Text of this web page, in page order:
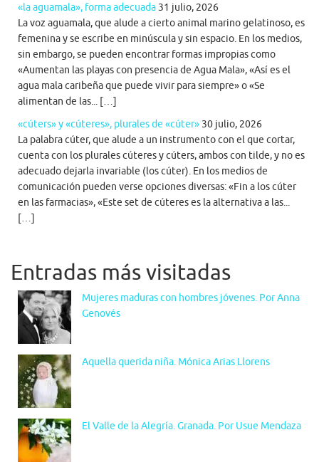
«la aguamala», forma adecuada 31 julio, 2026
La voz aguamala, que alude a cierto animal marino gelatinoso, es
femenina y se escribe en minúscula y sin espacio. En los medios,
sin embargo, se pueden encontrar formas impropias como
«Aumentan las playas con presencia de Agua Mala», «Así es el
agua mala caribeña que puede vivir para siempre» o «Se
alimentan de las... […]
«cúters» y «cúteres», plurales de «cúter» 30 julio, 2026
La palabra cúter, que alude a un instrumento con el que cortar,
cuenta con los plurales cúteres y cúters, ambos con tilde, y no es
adecuado dejarla invariable (los cúter). En los medios de
comunicación pueden verse opciones diversas: «Fin a los cúter
en las farmacias», «Este set de cúteres es la alternativa a las...
[…]
Entradas más visitadas
Mujeres maduras con hombres jóvenes. Por Anna
Genovés
Aquella querida niña. Mónica Arias Llorens
El Valle de la Alegría. Granada. Por Usue Mendaza